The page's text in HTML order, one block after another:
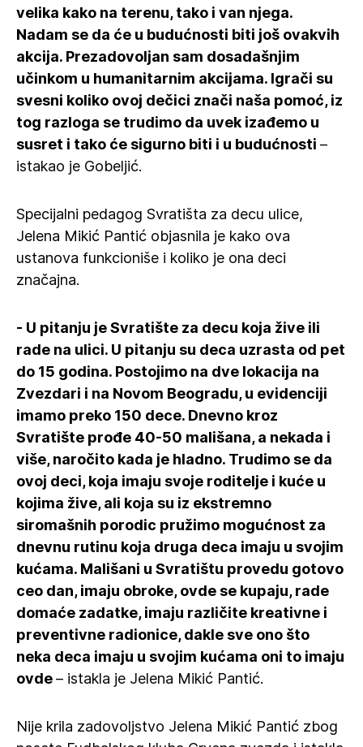
velika kako na terenu, tako i van njega.
Nadam se da će u budućnosti biti još ovakvih
akcija. Prezadovoljan sam dosadašnjim
učinkom u humanitarnim akcijama. Igrači su
svesni koliko ovoj dečici znači naša pomoć, iz
tog razloga se trudimo da uvek izađemo u
susret i tako će sigurno biti i u budućnosti –
istakao je Gobeljić.
Specijalni pedagog Svratišta za decu ulice,
Jelena Mikić Pantić objasnila je kako ova
ustanova funkcioniše i koliko je ona deci
značajna.
- U pitanju je Svratište za decu koja žive ili
rade na ulici. U pitanju su deca uzrasta od pet
do 15 godina. Postojimo na dve lokacija na
Zvezdari i na Novom Beogradu, u evidenciji
imamo preko 150 dece. Dnevno kroz
Svratište prođe 40-50 mališana, a nekada i
više, naročito kada je hladno. Trudimo se da
ovoj deci, koja imaju svoje roditelje i kuće u
kojima žive, ali koja su iz ekstremno
siromašnih porodic pružimo mogućnost za
dnevnu rutinu koja druga deca imaju u svojim
kućama. Mališani u Svratištu provedu gotovo
ceo dan, imaju obroke, ovde se kupaju, rade
domaće zadatke, imaju različite kreativne i
preventivne radionice, dakle sve ono što
neka deca imaju u svojim kućama oni to imaju
ovde– istakla je Jelena Mikić Pantić.
Nije krila zadovoljstvo Jelena Mikić Pantić zbog